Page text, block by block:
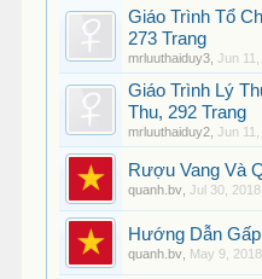
Giáo Trình Tổ
273 Trang
mrluuthaiduy3 ,Jun 11,
Giáo Trình Lý
Thu, 292 Trang
mrluuthaiduy2 ,Jun 11,
Rượu Vang Và
quanh.bv ,Jul 30, 2018
Hướng Dẫn
quanh.bv May 9, 2018